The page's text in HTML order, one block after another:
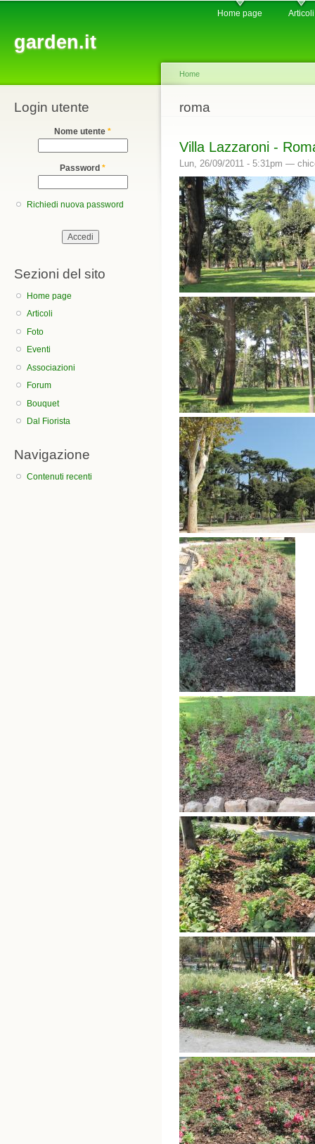
garden.it
Home page Articoli
Login utente
Nome utente *
Password *
Richiedi nuova password
Sezioni del sito
Home page
Articoli
Foto
Eventi
Associazioni
Forum
Bouquet
Dal Fiorista
Navigazione
Contenuti recenti
You are here
Home
roma
Villa Lazzaroni -
Lun, 26/09/2011 - 5:31pm —